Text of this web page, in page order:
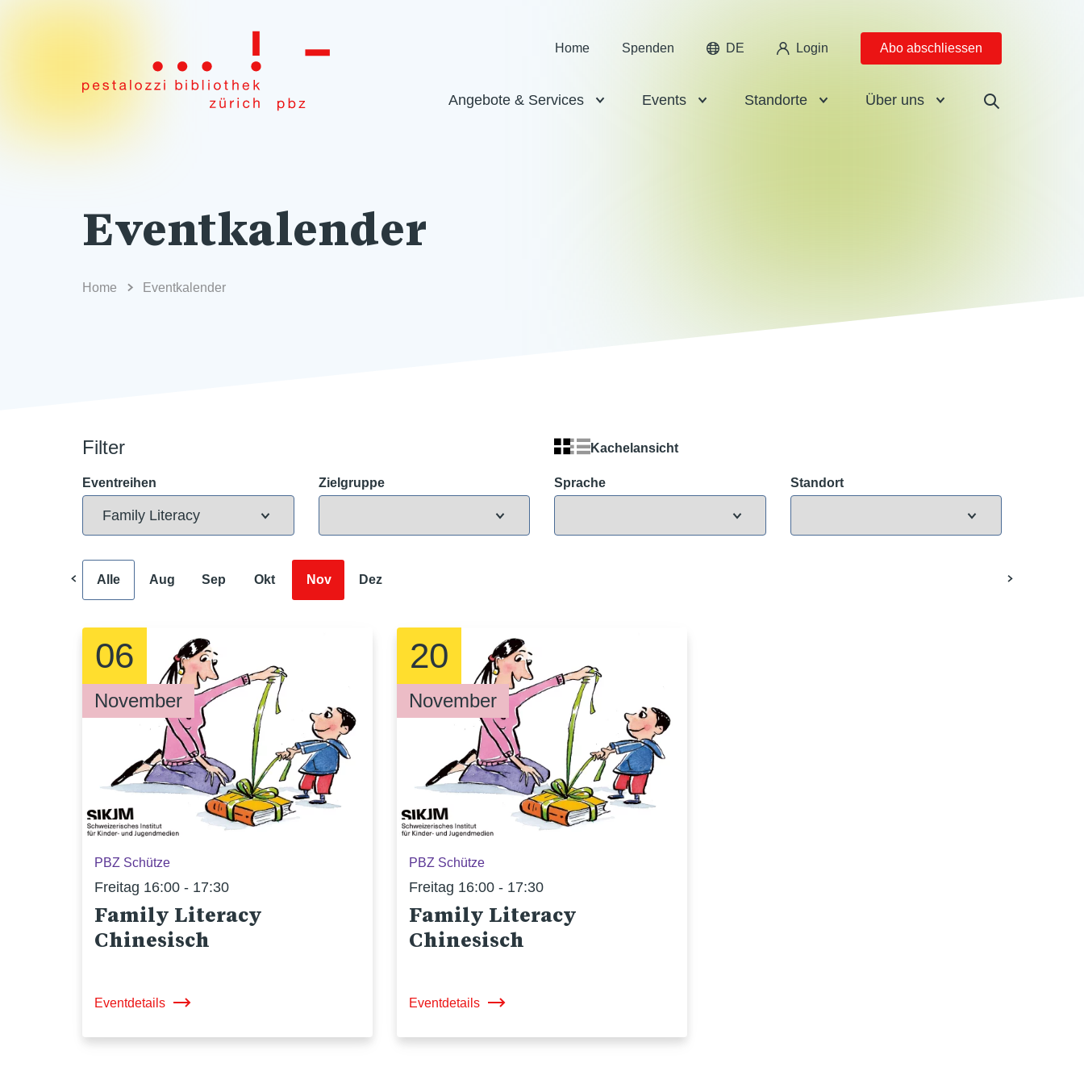
Home Spenden DE Login Abo abschliessen
Angebote & Services Events Standorte Über uns
Eventkalender
Home Eventkalender
Filter Kachelansicht
Eventreihen Zielgruppe Sprache Standort
Alle Aug Sep Okt Nov Dez
06
November
PBZ Schütze
Freitag 16:00 - 17:30
Family Literacy
Chinesisch
Eventdetails
20
November
PBZ Schütze
Freitag 16:00 - 17:30
Family Literacy
Chinesisch
Eventdetails